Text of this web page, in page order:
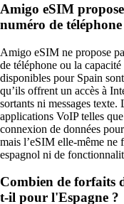
Amigo eSIM
numéro de
Amigo eSIM ne propose
de téléphone ou la
disponibles pour Spain
qu’ils offrent un accès à
sortants ni messages
applications VoIP telles
connexion de données
mais l’eSIM elle‑même
espagnol ni de
Combien de forfaits
t-il pour l'Espagne ?